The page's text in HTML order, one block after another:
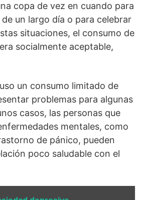
copa de vez en cuando para
un largo día o para celebrar
situaciones, el consumo de
socialmente aceptable,
un consumo limitado de
problemas para algunas
casos, las personas que
mentales, como
de pánico, pueden
poco saludable con el